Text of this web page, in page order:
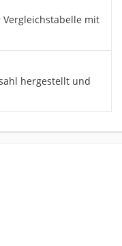
Vergleichstabelle mit
hergestellt und